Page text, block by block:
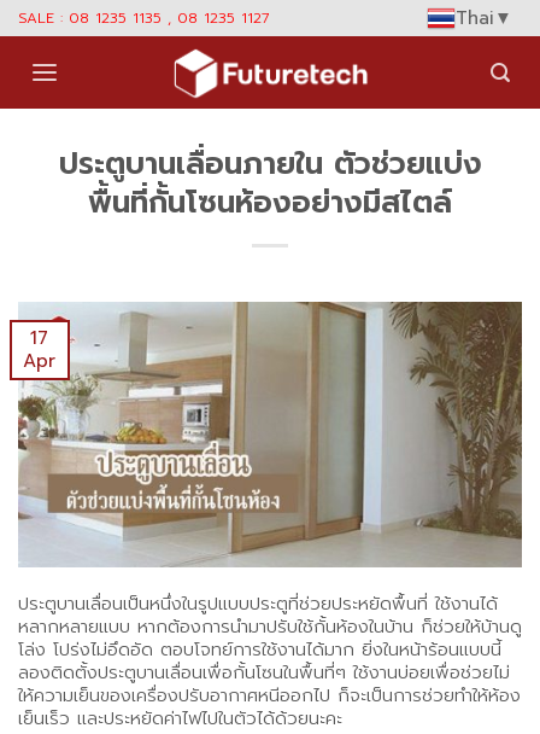
Skip
content
SALE : 08 1235 1135 , 08 1235 1127 Thai▼
ประตูบานเลื่อนภายใน ตัวช่วยแบ่ง
พื้นที่กั้นโซนห้องอย่างมีสไตล์
17
Apr
ประตูบานเลื่อนเป็นหนึ่งในรูปแบบประตูที่ช่วยประหยัดพื้นที่ ใช้งานได้
หลากหลายแบบ หากต้องการนำมาปรับใช้กั้นห้องในบ้าน ก็ช่วยให้บ้านดู
โล่ง โปร่งไม่อึดอัด ตอบโจทย์การใช้งานได้มาก ยิ่งในหน้าร้อนแบบนี้
ลองติดตั้งประตูบานเลื่อนเพื่อกั้นโซนในพื้นที่ๆ ใช้งานบ่อยเพื่อช่วยไม่
ให้ความเย็นของเครื่องปรับอากาศหนีออกไป ก็จะเป็นการช่วยทำให้ห้อง
เย็นเร็ว และประหยัดค่าไฟไปในตัวได้ด้วยนะคะ